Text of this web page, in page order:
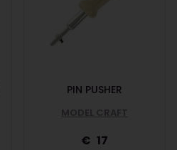
PIN PUSHER
MODEL CRAFT
17